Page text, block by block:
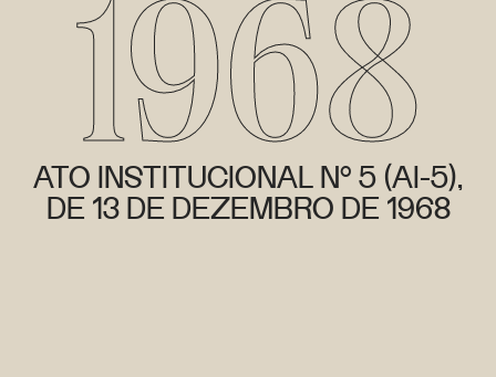
1968
ATO INSTITUCIONAL Nº 5 (AI-5),
DE 13 DE DEZEMBRO DE 1968